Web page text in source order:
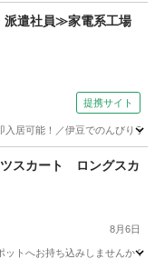
遣社員≫家電系工場
提携サイト
入居可能！／伊豆でのんびり
スカート ロングスカ
8月6日
へお持ち込みしませんか？